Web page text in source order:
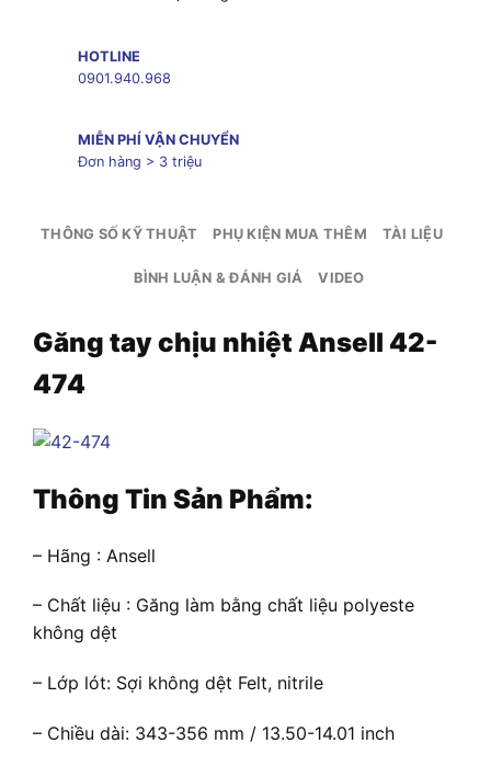
HOTLINE
0901.940.968
MIỄN PHÍ VẬN CHUYỂN
Đơn hàng > 3 triệu
THÔNG SỐ KỸ THUẬT PHỤ KIỆN MUA THÊM TÀI LIỆU
BÌNH LUẬN & ĐÁNH GIÁ VIDEO
Găng tay chịu nhiệt Ansell 42-
474
Thông Tin Sản Phẩm:
– Hãng : Ansell
– Chất liệu : Găng làm bằng chất liệu polyeste
không dệt
– Lớp lót: Sợi không dệt Felt, nitrile
– Chiều dài: 343-356 mm / 13.50-14.01 inch